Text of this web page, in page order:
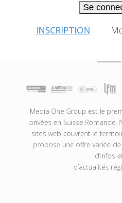
Se
INSCRIPTION
Media One Group est le
privées en Suisse Romande.
sites web couvrent le
propose une offre variée
d’infos
d’actualités